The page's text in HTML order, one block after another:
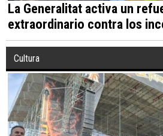
La Generalitat activa un
extraordinario contra los
Cultura